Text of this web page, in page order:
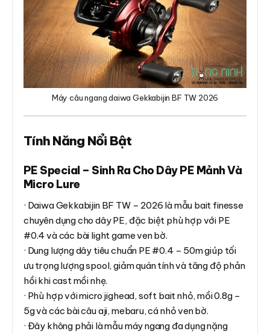
Máy câu ngang daiwa Gekkabijin BF TW 2026
Tính Năng Nổi Bật
PE Special – Sinh Ra Cho Dây PE Mảnh Và
Micro Lure
· Daiwa Gekkabijin BF TW – 2026 là mẫu bait finesse
chuyên dụng cho dây PE, đặc biệt phù hợp với PE
#0.4 và các bài light game ven bờ.
· Dung lượng dây tiêu chuẩn PE #0.4 – 50m giúp tối
ưu trọng lượng spool, giảm quán tính và tăng độ phản
hồi khi cast mồi nhẹ.
· Phù hợp với micro jighead, soft bait nhỏ, mồi 0.8g –
5g và các bài câu aji, mebaru, cá nhỏ ven bờ.
· Đây không phải là mẫu máy ngang đa dụng nặng